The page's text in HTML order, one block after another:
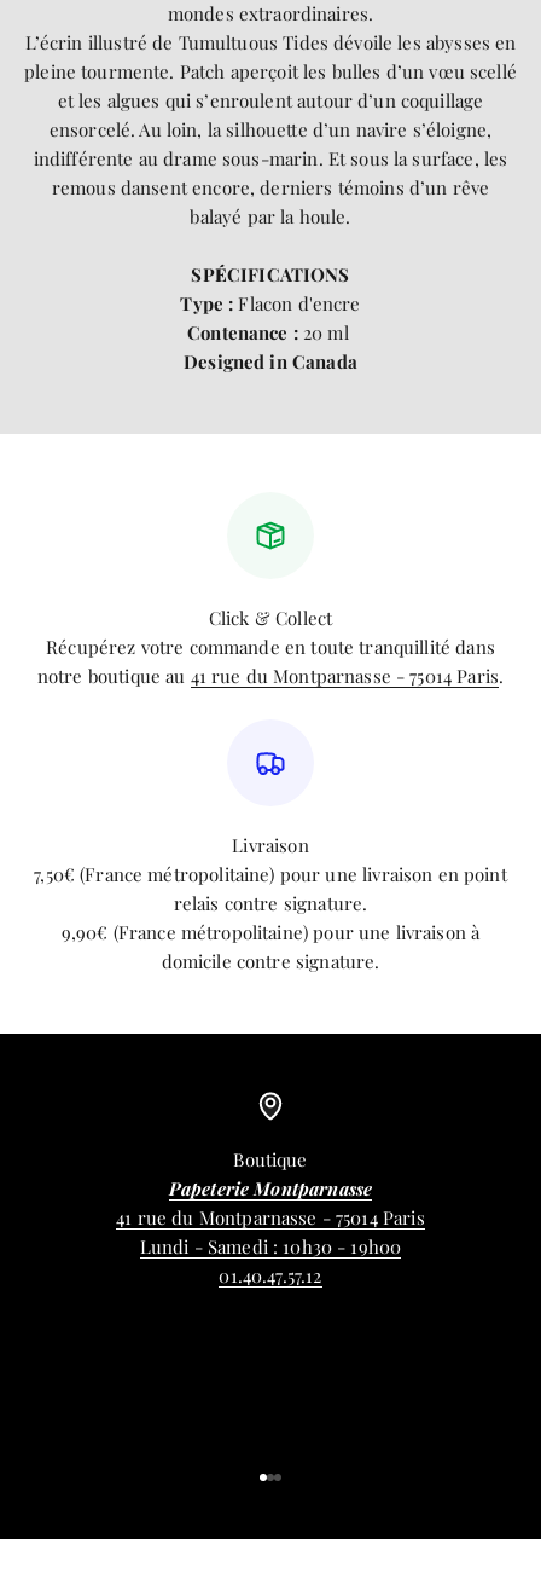
mondes extraordinaires.
L’écrin illustré de Tumultuous Tides dévoile les abysses en
pleine tourmente. Patch aperçoit les bulles d’un vœu scellé
et les algues qui s’enroulent autour d’un coquillage
ensorcelé. Au loin, la silhouette d’un navire s’éloigne,
indifférente au drame sous-marin. Et sous la surface, les
remous dansent encore, derniers témoins d’un rêve
balayé par la houle.
SPÉCIFICATIONS
Type : Flacon d'encre
Contenance :20 ml
Designed in Canada
Click & Collect
Récupérez votre commande en toute tranquillité dans
notre boutique au 41 rue du Montparnasse - 75014 Paris.
Livraison
7,50€ (France métropolitaine) pour une livraison en point
relais contre signature.
9,90€ (France métropolitaine) pour une livraison à
domicile contre signature.
Boutique
Papeterie Montparnasse
41 rue du Montparnasse - 75014 Paris
Lundi - Samedi : 10h30 - 19h00
01.40.47.57.12